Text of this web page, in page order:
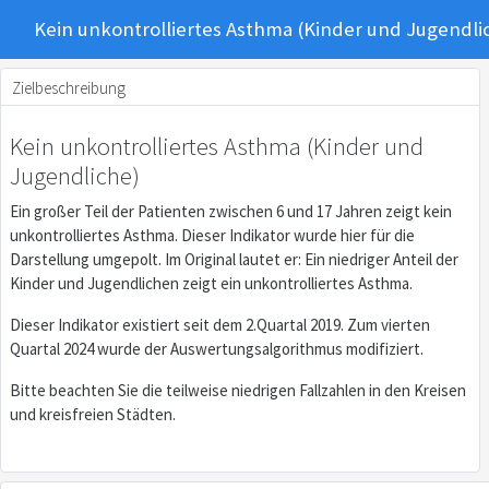
Kein unkontrolliertes Asthma (Kinder und
Zielbeschreibung
Kein unkontrolliertes Asthma (Kinder und
Jugendliche)
Ein großer Teil der Patienten zwischen 6 und 17 Jahren zeigt kein
unkontrolliertes Asthma. Dieser Indikator wurde hier für die
Darstellung umgepolt. Im Original lautet er: Ein niedriger Anteil der
Kinder und Jugendlichen zeigt ein unkontrolliertes Asthma.
Dieser Indikator existiert seit dem 2.Quartal 2019. Zum vierten
Quartal 2024 wurde der Auswertungsalgorithmus modifiziert.
Bitte beachten Sie die teilweise niedrigen Fallzahlen in den Kreisen
und kreisfreien Städten.